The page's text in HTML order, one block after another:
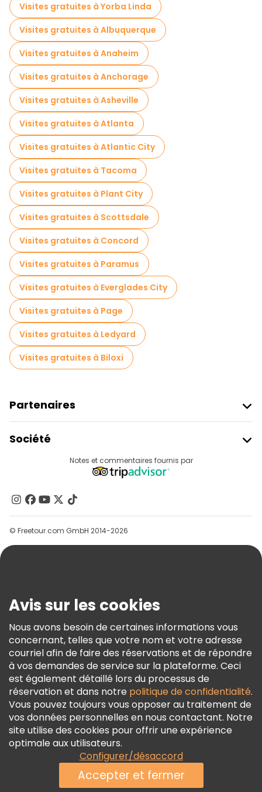
Visites gratuites à Yorba Linda
Visites gratuites à Albuquerque
Visites gratuites à Anaheim
Visites gratuites à Anchorage
Visites gratuites à Asheville
Visites gratuites à Atlanta
Visites gratuites à Atlantic City
Visites gratuites à Tacoma
Visites gratuites à Plant City
Visites gratuites à Scottsdale
Visites gratuites à Concord
Visites gratuites à Paramus
Visites gratuites à Everglades City
Visites gratuites à Page
Visites gratuites à Ledyard
Visites gratuites à Biloxi
Partenaires
Connexion Du Fournisseur
Programme D’affiliation
Société
Contactez-Nous
Groupes
Aide
Conditions Générales Et Mentions Légales
Politique En Matière De Cookies
Freetour Prix
Programme De Fidélité
Notes et commentaires fournis par
© Freetour.com GmbH 2014-2026
Avis sur les cookies
Nous avons besoin de certaines informations vous
concernant, telles que votre nom et votre adresse
courriel afin de faire des réservations et de répondre
à vos demandes de service sur la plateforme. Ceci
est également détaillé lors du processus de
réservation et dans notre politique de confidentialité.
Vous pouvez toujours vous opposer au traitement de
vos données personnelles en nous contactant. Notre
site utilise des cookies pour offrir une expérience
optimale aux utilisateurs.
Configurer/désaccord
Accepter et fermer